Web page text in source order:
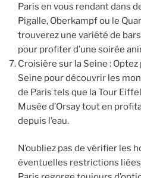
Paris en vous rendant dans
Pigalle, Oberkampf ou le
trouverez une variété de
pour profiter d’une soirée
Croisière sur la Seine :
Seine pour découvrir les
de Paris tels que la Tour
Musée d’Orsay tout en
depuis l’eau.
N’oubliez pas de vérifier les
éventuelles restrictions